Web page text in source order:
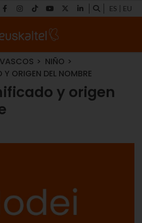
ES EU
NIÑO
ORIGEN DEL NOMBRE
y origen